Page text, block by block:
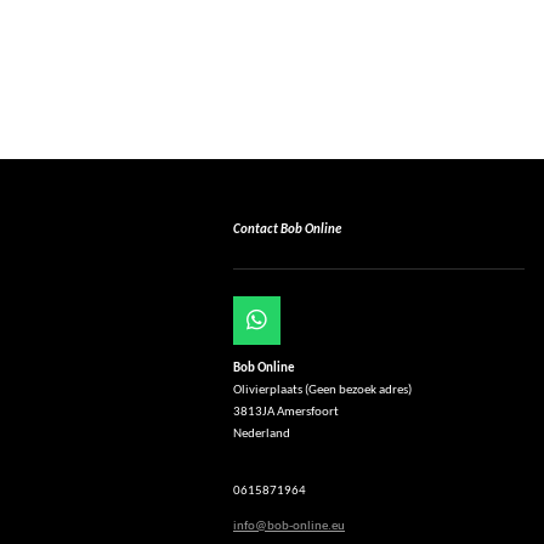
Contact Bob Online
W
h
a
t
s
A
p
Bob Online
Olivierplaats (Geen bezoek adres)
3813JA Amersfoort
Nederland
0615871964
info@bob-online.eu